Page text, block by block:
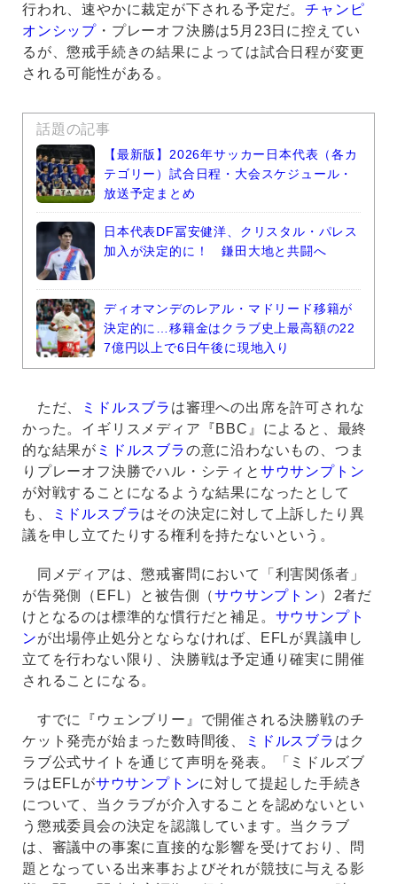
行われ、速やかに裁定が下される予定だ。チャンピ
オンシップ ・プレーオフ決勝は5月23日に控えてい
るが、懲戒手続きの結果によっては試合日程が変更
される可能性がある。
話題の記事
【最新版】2026年サッカー日本代表（各カ
テゴリー）試合日程・大会スケジュール・
放送予定まとめ
日本代表DF冨安健洋、クリスタル・パレス
加入が決定的に！ 鎌田大地と共闘へ
ディオマンデのレアル・マドリード移籍が
決定的に…移籍金はクラブ史上最高額の22
7億円以上で6日午後に現地入り
ただ、 ミドルスブラ は審理への出席を許可されな
かった。イギリスメディア『BBC』によると、最終
的な結果が ミドルスブラの意に沿わないもの、つま
りプレーオフ決勝でハル・シティと サウサンプトン
が対戦することになるような結果になったとして
も、
ミドルスブラはその決定に対して上訴したり異
議を申し立てたりする権利を持たないという。
同メディアは、懲戒審問において「利害関係者」
が告発側（EFL）と被告側（サウサンプトン ）2者だ
けとなるのは標準的な慣行だと補足。 サウサンプト
ンが出場停止処分とならなければ、EFLが異議申し
立てを行わない限り、決勝戦は予定通り確実に開催
されることになる。
すでに『ウェンブリー』で開催される決勝戦のチ
ケット発売が始まった数時間後、
ミドルスブラ はク
ラブ公式サイトを通じて声明を発表。「ミドルズブ
ラはEFLがサウサンプトンに対して提起した手続き
について、当クラブが介入することを認めないとい
う懲戒委員会の決定を認識しています。当クラブ
は、審議中の事案に直接的な影響を受けており、問
題となっている出来事およびそれが競技に与える影